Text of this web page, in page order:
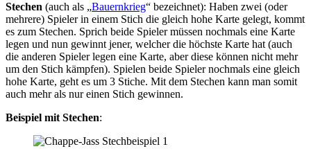
Stechen (auch als „Bauernkrieg“ bezeichnet): Haben zwei (oder
mehrere) Spieler in einem Stich die gleich hohe Karte gelegt, kommt
es zum Stechen. Sprich beide Spieler müssen nochmals eine Karte
legen und nun gewinnt jener, welcher die höchste Karte hat (auch
die anderen Spieler legen eine Karte, aber diese können nicht mehr
um den Stich kämpfen). Spielen beide Spieler nochmals eine gleich
hohe Karte, geht es um 3 Stiche. Mit dem Stechen kann man somit
auch mehr als nur einen Stich gewinnen.
Beispiel mit Stechen: